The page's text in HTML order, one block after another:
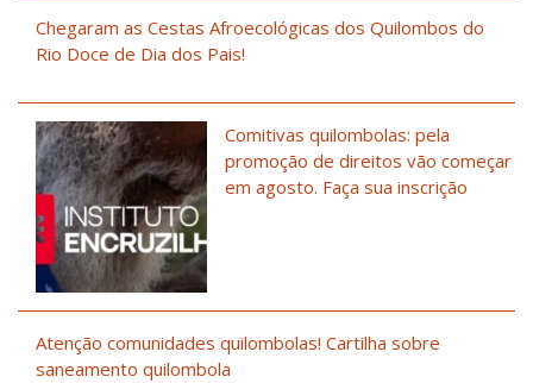
Chegaram as Cestas Afroecológicas dos Quilombos do
Rio Doce de Dia dos Pais!
Comitivas quilombolas: pela
promoção de direitos vão começar
em agosto. Faça sua inscrição
Atenção comunidades quilombolas! Cartilha sobre
saneamento quilombola